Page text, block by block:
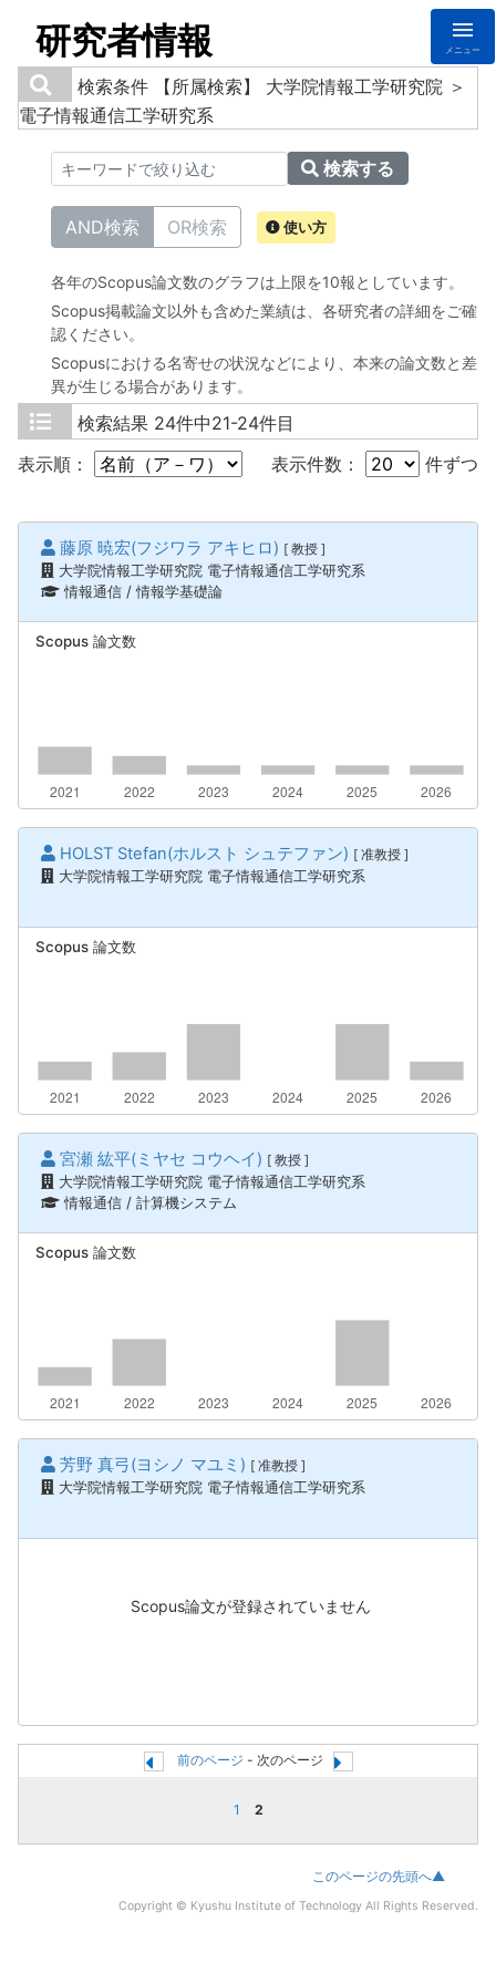
研究者情報 メニュー
検索条件
【所属検索】 大学院情報工学研究院 ＞
電子情報通信工学研究系
検索する
AND検索 OR検索 使い方
各年のScopus論文数のグラフは上限を10報としています。
Scopus掲載論文以外も含めた業績は、各研究者の詳細をご確
認ください。
Scopusにおける名寄せの状況などにより、本来の論文数と差
異が生じる場合があります。
検索結果 24件中21-24件目
表示順：
表示件数： 件ずつ
藤原 暁宏(フジワラ アキヒロ) [ 教授 ]
大学院情報工学研究院 電子情報通信工学研究系
情報通信 / 情報学基礎論
Scopus 論文数
HOLST Stefan(ホルスト シュテファン) [ 准教授 ]
大学院情報工学研究院 電子情報通信工学研究系
Scopus 論文数
宮瀬 紘平(ミヤセ コウヘイ) [ 教授 ]
大学院情報工学研究院 電子情報通信工学研究系
情報通信 / 計算機システム
Scopus 論文数
芳野 真弓(ヨシノ マユミ) [ 准教授 ]
大学院情報工学研究院 電子情報通信工学研究系
Scopus論文が登録されていません
前のページ - 次のページ
1 2
このページの先頭へ▲
Copyright © Kyushu Institute of Technology All Rights Reserved.